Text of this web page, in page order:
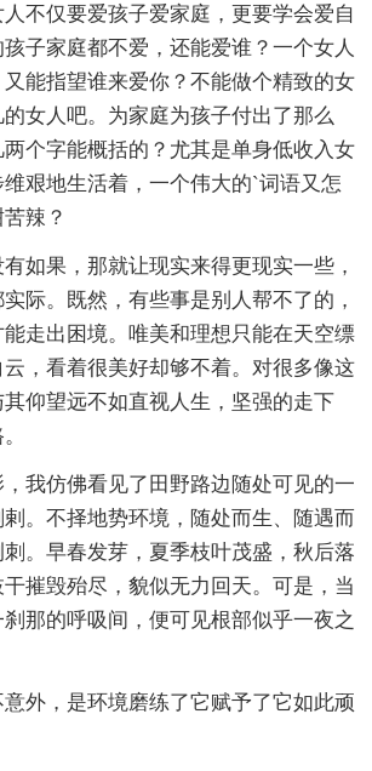
仅要爱孩子爱家庭，更要学会爱自
子家庭都不爱，还能爱谁？一个女人
能指望谁来爱你？不能做个精致的女
女人吧。为家庭为孩子付出了那么
个字能概括的？尤其是单身低收入女
艰地生活着，一个伟大的`词语又怎
辣？
果，那就让现实来得更现实一些，
际。既然，有些事是别人帮不了的，
走出困境。唯美和理想只能在天空缥
，看着很美好却够不着。对很多像这
仰望远不如直视人生，坚强的走下
仿佛看见了田野路边随处可见的一
。不择地势环境，随处而生、随遇而
。早春发芽，夏季枝叶茂盛，秋后落
摧毁殆尽，貌似无力回天。可是，当
那的呼吸间，便可见根部似乎一夜之
，是环境磨练了它赋予了它如此顽